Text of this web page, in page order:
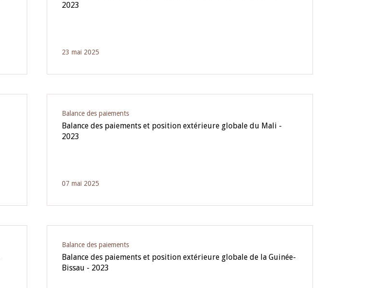
2023
23 mai 2025
Balance des paiements
Balance des paiements et position extérieure globale du Mali -
2023
07 mai 2025
Balance des paiements
Balance des paiements et position extérieure globale de la Guinée-
Bissau - 2023